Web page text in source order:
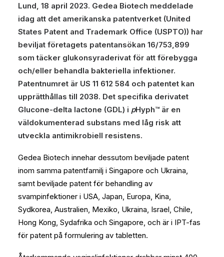
Lund, 18 april 2023. Gedea Biotech meddelade
idag att det amerikanska patentverket (United
States Patent and Trademark Office (USPTO)) har
beviljat företagets patentansökan 16/753,899
som täcker glukonsyraderivat för att förebygga
och/eller behandla bakteriella infektioner.
Patentnumret är US 11 612 584 och patentet kan
upprätthållas till 2038. Det specifika derivatet
Glucone-delta lactone (GDL) i pHyph™ är en
väldokumenterad substans med låg risk att
utveckla antimikrobiell resistens.
Gedea Biotech innehar dessutom beviljade patent
inom samma patentfamilj i Singapore och Ukraina,
samt beviljade patent för behandling av
svampinfektioner i USA, Japan, Europa, Kina,
Sydkorea, Australien, Mexiko, Ukraina, Israel, Chile,
Hong Kong, Sydafrika och Singapore, och är i IPT-fas
för patent på formulering av tabletten.